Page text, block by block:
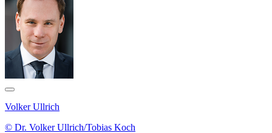
Volker Ullrich
© Dr. Volker Ullrich/Tobias Koch